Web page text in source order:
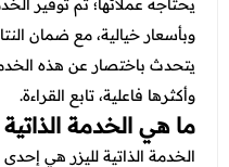
عروض العناية بالشعر
عروض الرجال
عروض جراحات
عروض قسم الطوارئ
عروض المختبر
عروض الاشعة
يحتاجه عملائها؛ تم توفير
وبأسعار خيالية، مع ضمان
يتحدث باختصار عن هذه الخدمة
وأكثرها فاعلية، تابع القراءة.
ما هي الخدمة الذاتية
الخدمة الذاتية لليزر هي